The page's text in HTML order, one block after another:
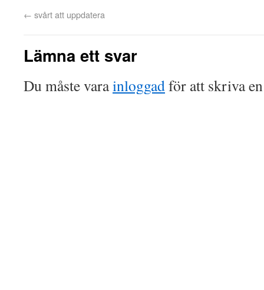
← svårt att uppdatera
Lämna ett svar
Du måste varainloggadför att skriva